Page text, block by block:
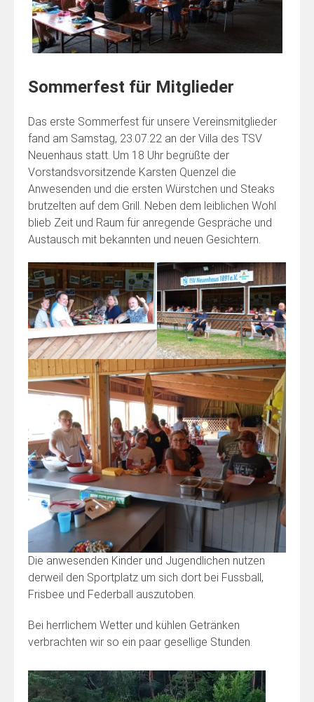
Sommerfest für Mitglieder
Das erste Sommerfest für unsere Vereinsmitglieder
fand am Samstag, 23.07.22 an der Villa des TSV
Neuenhaus statt. Um 18 Uhr begrüßte der
Vorstandsvorsitzende Karsten Quenzel die
Anwesenden und die ersten Würstchen und Steaks
brutzelten auf dem Grill. Neben dem leiblichen Wohl
blieb Zeit und Raum für anregende Gespräche und
Austausch mit bekannten und neuen Gesichtern.
Die anwesenden Kinder und Jugendlichen nutzen
derweil den Sportplatz um sich dort bei Fussball,
Frisbee und Federball auszutoben.
Bei herrlichem Wetter und kühlen Getränken
verbrachten wir so ein paar gesellige Stunden.